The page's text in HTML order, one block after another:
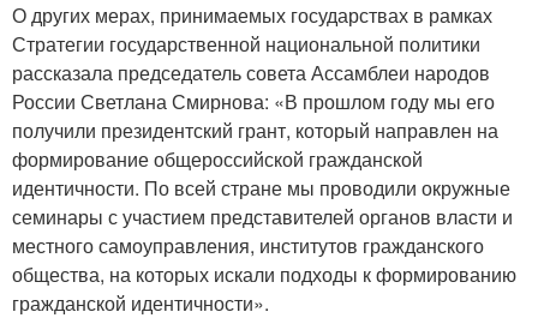
О других мерах, принимаемых государствах в рамках
Стратегии государственной национальной политики
рассказала председатель совета Ассамблеи народов
России Светлана Смирнова: «В прошлом году мы его
получили президентский грант, который направлен на
формирование общероссийской гражданской
идентичности. По всей стране мы проводили окружные
семинары с участием представителей органов власти и
местного самоуправления, институтов гражданского
общества, на которых искали подходы к формированию
гражданской идентичности».